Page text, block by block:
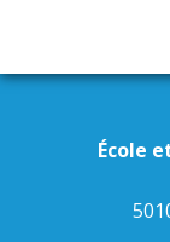
École